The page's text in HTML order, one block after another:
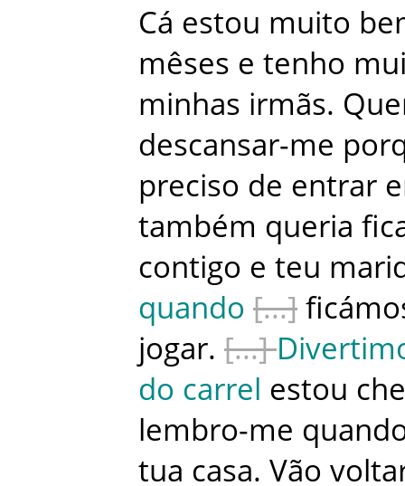
Cá estou muito
mêses e tenho
minhas irmãs.
descansar-me
preciso de entrar
também queria
contigo e teu
quando
jogar.
do carrel estou
lembro-me
tua casa. Vão